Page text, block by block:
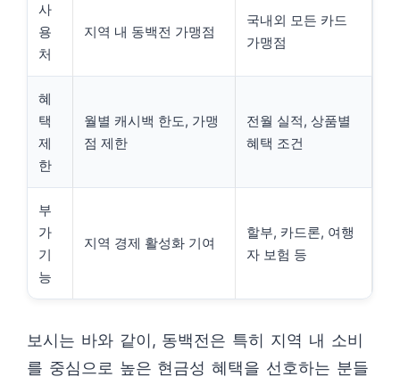
사
용
처
지역 내 동백전 가맹점
국내외 모든 카드
가맹점
혜
택
제
한
월별 캐시백 한도, 가맹
점 제한
전월 실적, 상품별
혜택 조건
부
가
기
능
지역 경제 활성화 기여
할부, 카드론, 여행
자 보험 등
보시는 바와 같이, 동백전은 특히 지역 내 소비
를 중심으로 높은 현금성 혜택을 선호하는 분들